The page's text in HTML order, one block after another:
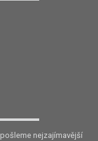
nejzajímavější